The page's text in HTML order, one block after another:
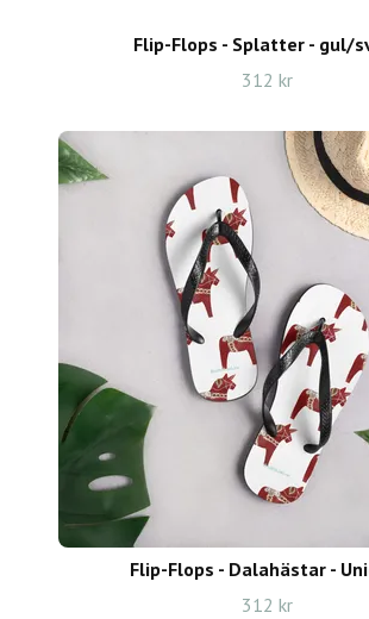
Flip-Flops - Splatter - gul/
312 kr
Flip-Flops - Dalahästar -
312 kr